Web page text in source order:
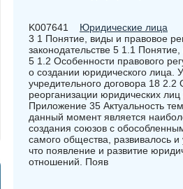
K007641 Юридические лица
3 1 Понятие, виды и правовое
законодательстве 5 1.1
5 1.2 Особенности правового
о создании юридического лица.
учредительного договора 18
реорганизации юридических
Приложение 35 Актуальность
данный момент является
создания союзов с
самого общества, развивалось
что появление и развитие
отношений. Появ